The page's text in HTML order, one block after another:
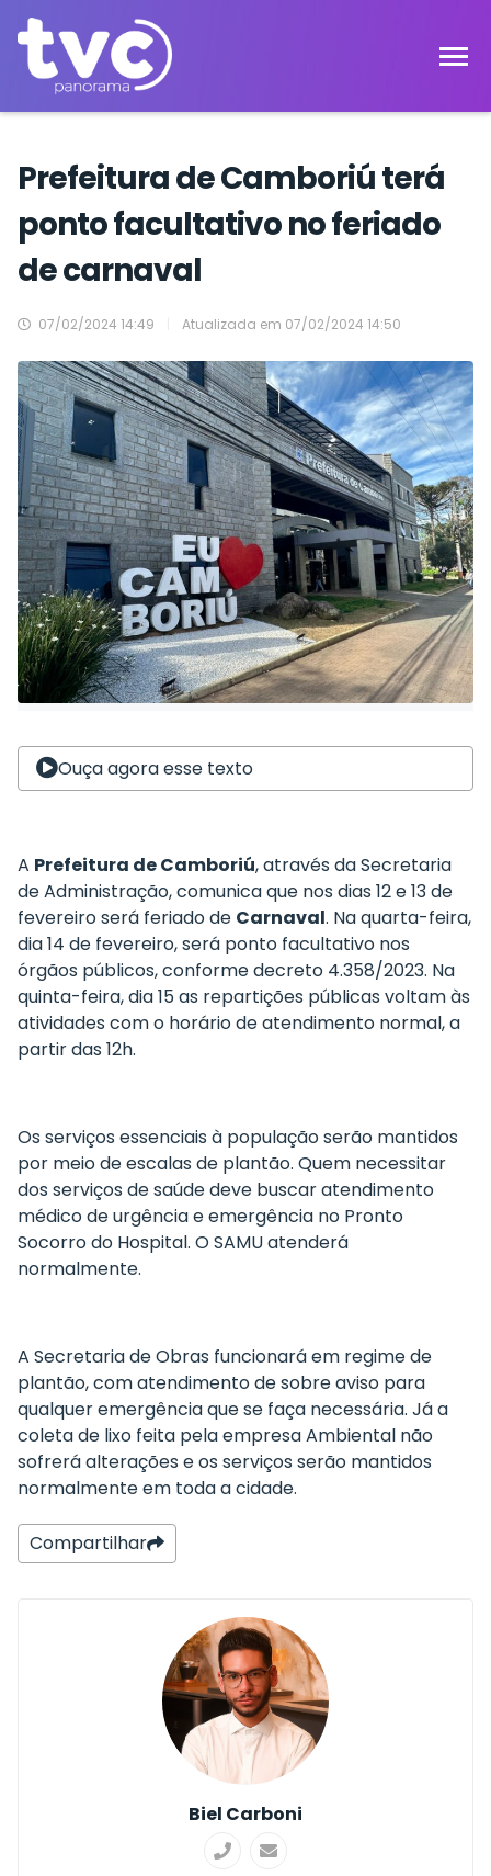
Prefeitura de Camboriú terá
ponto facultativo no feriado
de carnaval
07/02/2024 14:49 Atualizada em 07/02/2024 14:50
Ouça agora esse texto
A Prefeitura de Camboriú, através da Secretaria
de Administração, comunica que nos dias 12 e 13 de
fevereiro será feriado de Carnaval. Na quarta-feira,
dia 14 de fevereiro, será ponto facultativo nos
órgãos públicos, conforme decreto 4.358/2023. Na
quinta-feira, dia 15 as repartições públicas voltam às
atividades com o horário de atendimento normal, a
partir das 12h.
Os serviços essenciais à população serão mantidos
por meio de escalas de plantão. Quem necessitar
dos serviços de saúde deve buscar atendimento
médico de urgência e emergência no Pronto
Socorro do Hospital. O SAMU atenderá
normalmente.
A Secretaria de Obras funcionará em regime de
plantão, com atendimento de sobre aviso para
qualquer emergência que se faça necessária. Já a
coleta de lixo feita pela empresa Ambiental não
sofrerá alterações e os serviços serão mantidos
normalmente em toda a cidade.
Compartilhar
Biel Carboni